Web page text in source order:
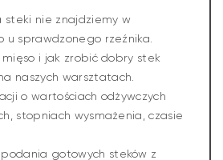
steki nie znajdziemy w
u sprawdzonego rzeźnika.
i jak zrobić dobry stek
naszych warsztatach.
o wartościach odżywczych
stopniach wysmażenia, czasie
podania gotowych steków z